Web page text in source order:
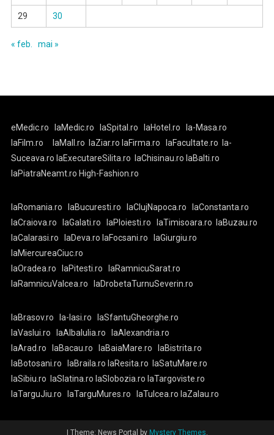
29 30
« feb. mai »
eMedic.ro laMedic.ro laSpital.ro laHotel.ro
la-Masa.ro
laFilm.ro
laMall.ro laZiar.ro laFirma.ro laFacultate.ro
la-
Suceava.ro laExecutareSilita.ro laChisinau.ro laBalti.ro
laPiatraNeamt.ro High-Fashion.ro
laRomania.ro laBucuresti.ro laClujNapoca.ro
laConstanta.ro
laCraiova.ro
laGalati.ro laPloiesti.ro laTimisoara.ro
laBuzau.ro
laCalarasi.ro
laDeva.ro laFocsani.ro
laGiurgiu.ro
laMiercureaCiuc.ro
laOradea.ro
laPitesti.ro
laRamnicuSarat.ro
laRamnicuValcea.ro
laDrobetaTurnuSeverin.ro
laBrasov.ro la-Iasi.ro
laSfantuGheorghe.ro
laVaslui.ro
laAlbaIulia.ro
laAlexandria.ro
laArad.ro
laBacau.ro laBaiaMare.ro
laBistrita.ro
laBotosani.ro
laBraila.ro laResita.ro
laSatuMare.ro
laSibiu.ro
laSlatina.ro laSlobozia.ro laTargoviste.ro
laTarguJiu.ro
laTarguMures.ro laTulcea.ro laZalau.ro
Theme: News Portal by Mystery Themes.